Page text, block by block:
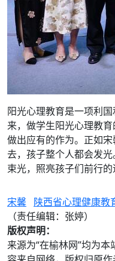
阳光心理教育是一项利
来，做学生阳光心理教
做出应有的作为。正如
去，孩子整个人都会发
束光，照亮孩子们前行的
宋馨 陕西省心理健康教
（责任编辑：张婷）
版权声明：
来源为“在榆林网”均为